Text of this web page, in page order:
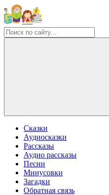
Сказки
Аудиосказки
Рассказы
Аудио рассказы
Песни
Минусовки
Загадки
Обратная связь